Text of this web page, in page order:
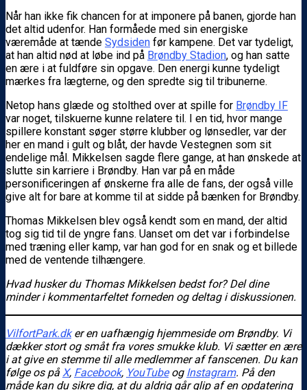
Når han ikke fik chancen for at imponere på banen, gjorde han
det altid udenfor. Han formåede med sin energiske
væremåde at tænde Sydsiden før kampene. Det var tydeligt,
at han altid nød at løbe ind på Brøndby Stadion, og han satte
en ære i at fuldføre sin opgave. Den energi kunne tydeligt
mærkes fra lægterne, og den spredte sig til tribunerne.
Netop hans glæde og stolthed over at spille for Brøndby IF
var noget, tilskuerne kunne relatere til. I en tid, hvor mange
spillere konstant søger større klubber og lønsedler, var der
her en mand i gult og blåt, der havde Vestegnen som sit
endelige mål. Mikkelsen sagde flere gange, at han ønskede at
slutte sin karriere i Brøndby. Han var på en måde
personificeringen af ønskerne fra alle de fans, der også ville
give alt for bare at komme til at sidde på bænken for Brøndby.
Thomas Mikkelsen blev også kendt som en mand, der altid
tog sig tid til de yngre fans. Uanset om det var i forbindelse
med træning eller kamp, var han god for en snak og et billede
med de ventende tilhængere.
Hvad husker du Thomas Mikkelsen bedst for? Del dine
minder i kommentarfeltet forneden og deltag i diskussionen.
VilfortPark.dker en uafhængig hjemmeside om Brøndby. Vi
dækker stort og småt fra vores smukke klub. Vi sætter en ære
i at give en stemme til alle medlemmer af fanscenen. Du kan
følge os på X, Facebook, YouTubeog Instagram. På den
måde kan du sikre dig, at du aldrig går glip af en opdatering